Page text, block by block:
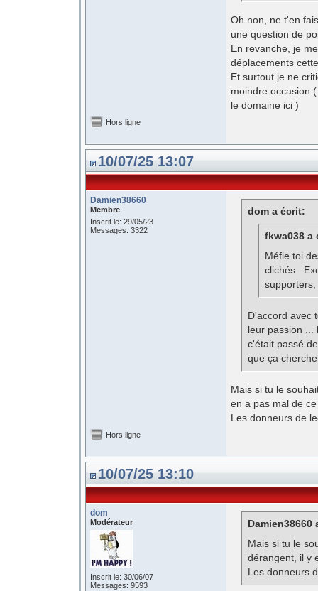
Oh non, ne t'en
une question de
En revanche, je
déplacements
Et surtout je ne
moindre occasion
le domaine ici )
Hors ligne
10/07/25 13:07
Damien38660
Membre
Inscrit le: 29/05/23
Messages: 3322
dom a écrit:
fkwa038 a
Méfie toi
D'accord avec
leur passion ...
c'était passé
que ça
Mais si tu le
en a pas mal de
Les donneurs de
Hors ligne
10/07/25 13:10
dom
Modérateur
Inscrit le: 30/06/07
Messages: 9593
Damien38660
Mais si tu le
dérangent, il y
Les donneurs